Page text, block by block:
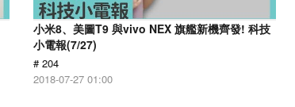
小米8、美圖T9 與vivo NEX 旗艦新機齊發! 科技
小電報(7/27)
# 204
2018-07-27 01:00